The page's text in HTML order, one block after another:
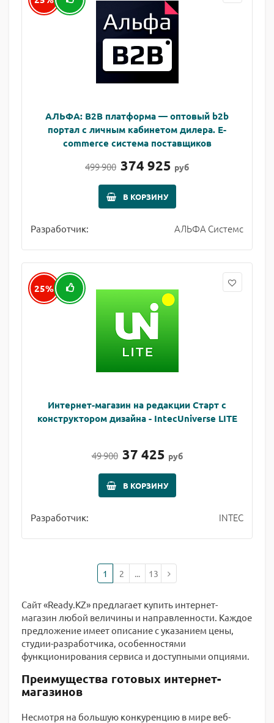
АЛЬФА: B2B платформа — оптовый b2b
портал с личным кабинетом дилера. E-
commerce система поставщиков
499 900 374 925 руб
В КОРЗИНУ
Разработчик: АЛЬФА Системс
25%
Интернет-магазин на редакции Старт с
конструктором дизайна - IntecUniverse LITE
49 900 37 425 руб
В КОРЗИНУ
Разработчик: INTEC
1 2 ... 13
Сайт «Ready.KZ» предлагает купить интернет-
магазин любой величины и направленности. Каждое
предложение имеет описание с указанием цены,
студии-разработчика, особенностями
функционирования сервиса и доступными опциями.
Преимущества готовых интернет-
магазинов
Несмотря на большую конкуренцию в мире веб-